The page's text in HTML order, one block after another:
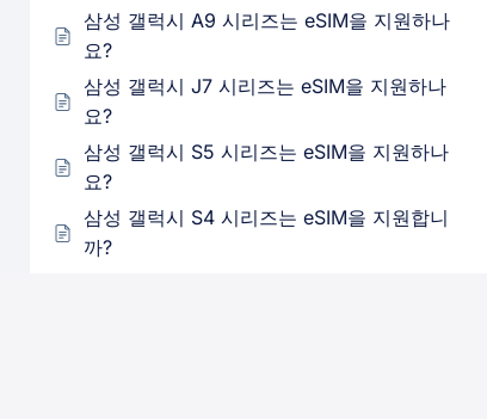
삼성 갤럭시 A9 시리즈는 eSIM을 지원하나
요?
삼성 갤럭시 J7 시리즈는 eSIM을 지원하나
요?
삼성 갤럭시 S5 시리즈는 eSIM을 지원하나
요?
삼성 갤럭시 S4 시리즈는 eSIM을 지원합니
까?